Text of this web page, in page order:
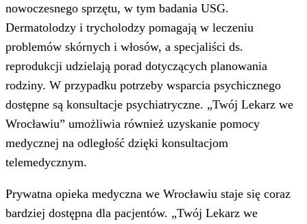
nowoczesnego sprzętu, w tym badania USG.
Dermatolodzy i trycholodzy pomagają w leczeniu
problemów skórnych i włosów, a specjaliści ds.
reprodukcji udzielają porad dotyczących planowania
rodziny. W przypadku potrzeby wsparcia psychicznego
dostępne są konsultacje psychiatryczne. „Twój Lekarz we
Wrocławiu” umożliwia również uzyskanie pomocy
medycznej na odległość dzięki konsultacjom
telemedycznym.
Prywatna opieka medyczna we Wrocławiu staje się coraz
bardziej dostępna dla pacjentów. „Twój Lekarz we